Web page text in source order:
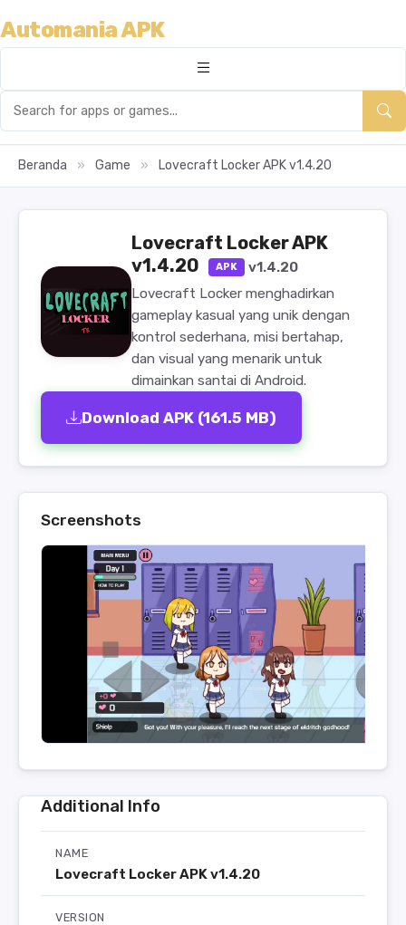
Automania APK
Beranda » Game » Lovecraft Locker APK v1.4.20
Lovecraft Locker APK
v1.4.20
APK
v1.4.20
Lovecraft Locker menghadirkan
gameplay kasual yang unik dengan
kontrol sederhana, misi bertahap,
dan visual yang menarik untuk
dimainkan santai di Android.
Download APK (161.5 MB)
Screenshots
Additional Info
NAME
Lovecraft Locker APK v1.4.20
VERSION